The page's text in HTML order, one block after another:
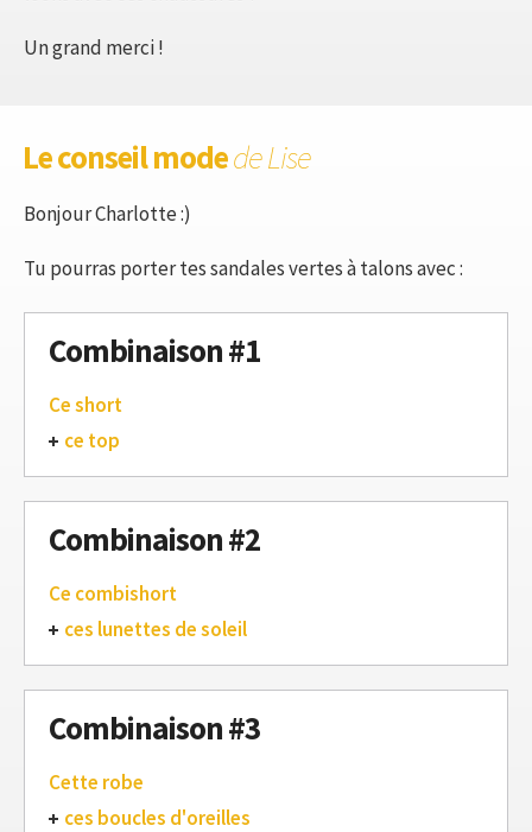
Un grand merci !
Le conseil modede Lise
Bonjour Charlotte :)
Tu pourras porter tes sandales vertes à talons avec :
Combinaison #1
Ce short
ce top
Combinaison #2
Ce combishort
ces lunettes de soleil
Combinaison #3
Cette robe
ces boucles d'oreilles